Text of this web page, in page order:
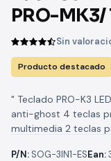
PRO-MK3/
RatónSin
Producto destacado
" Teclado PRO-K3
anti-ghost 4 teclas
multimedia 2 teclas
P/N: SOG-3IN1-ESEan: